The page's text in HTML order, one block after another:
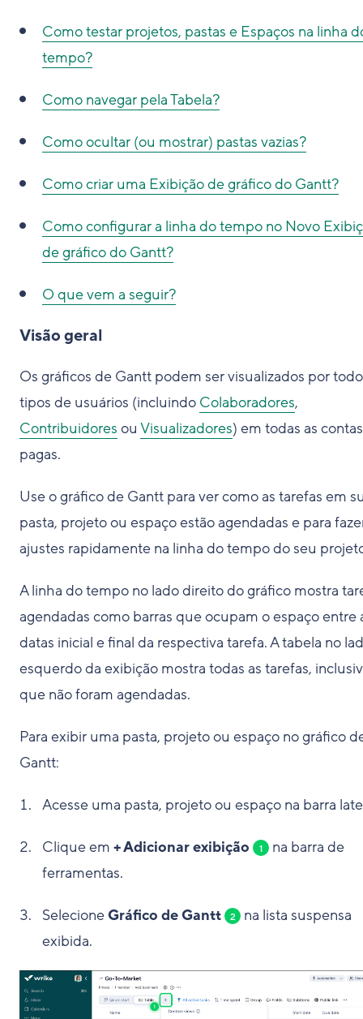
Como testar projetos, pastas e Espaços na linha
tempo?
Como navegar pela Tabela?
Como ocultar (ou mostrar) pastas vazias?
Como criar uma Exibição de gráfico do Gantt?
Como configurar a linha do tempo no Novo
de gráfico do Gantt?
O que vem a seguir?
Visão geral
Os gráficos de Gantt podem ser visualizados por
tipos de usuários (incluindo Colaboradores,
Contribuidores ou Visualizadores) em todas as contas
pagas.
Use o gráfico de Gantt para ver como as tarefas em
pasta, projeto ou espaço estão agendadas e para
ajustes rapidamente na linha do tempo do seu
A linha do tempo no lado direito do gráfico mostra
agendadas como barras que ocupam o espaço entre
datas inicial e final da respectiva tarefa. A tabela no
esquerdo da exibição mostra todas as tarefas,
que não foram agendadas.
Para exibir uma pasta, projeto ou espaço no gráfico
Gantt:
Acesse uma pasta, projeto ou espaço na barra
Clique em + Adicionar exibição 1
na barra de
ferramentas.
SelecioneGráfico de Gantt 2
na lista suspensa
exibida.